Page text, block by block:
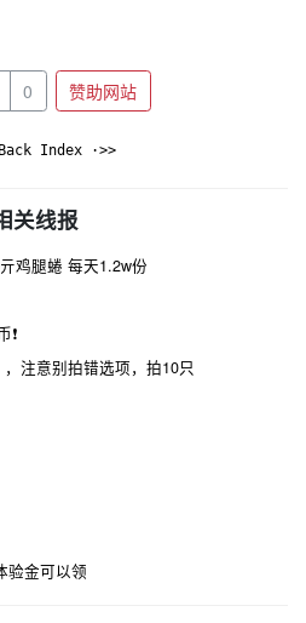
0 赞助网站
Index ·>>
关线报
鸡腿蜷 每天1.2w份
注意别拍错选项，拍10只
验金可以领